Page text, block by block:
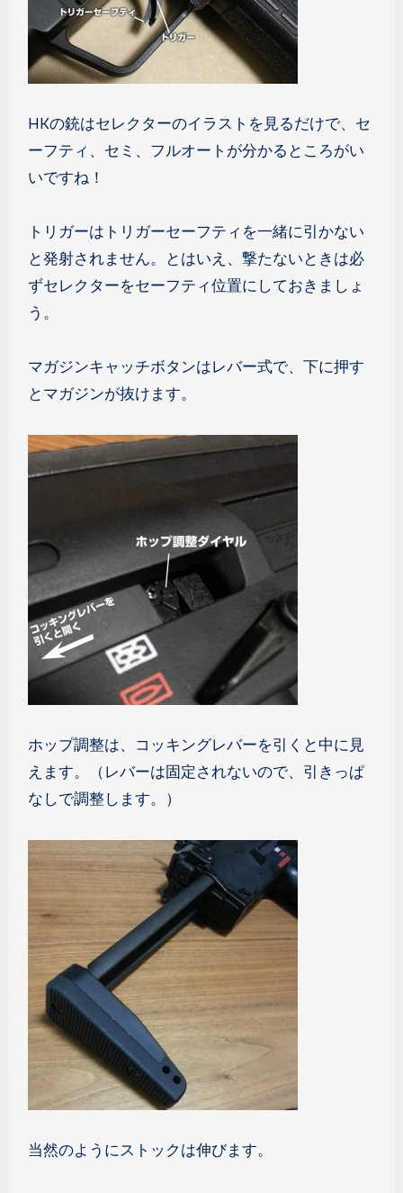
HKの銃はセレクターのイラストを見るだけで、セ
ーフティ、セミ、フルオートが分かるところがい
いですね！
トリガーはトリガーセーフティを一緒に引かない
と発射されません。とはいえ、撃たないときは必
ずセレクターをセーフティ位置にしておきましょ
う。
マガジンキャッチボタンはレバー式で、下に押す
とマガジンが抜けます。
ホップ調整は、コッキングレバーを引くと中に見
えます。（レバーは固定されないので、引きっぱ
なしで調整します。）
当然のようにストックは伸びます。